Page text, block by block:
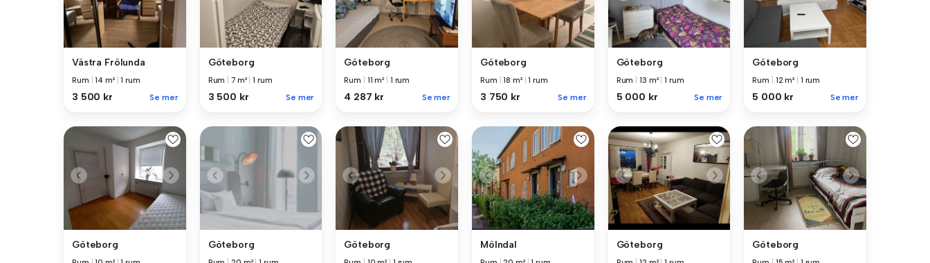
Västra Frölunda
Rum |14 m² |1 rum
3 500 kr Se mer
Göteborg
Rum 7 m² |1 rum
3 500 kr Se mer
Göteborg
Rum 11 m² 1 rum
4 287 kr Se mer
Göteborg
Rum |18 m² |1 rum
3 750 kr Se mer
Göteborg
Rum 13 m² |1 rum
5 000 kr Se mer
Göteborg
Rum 12 m² 1 rum
5 000 kr Se mer
Göteborg Göteborg Göteborg Mölndal Göteborg Göteborg